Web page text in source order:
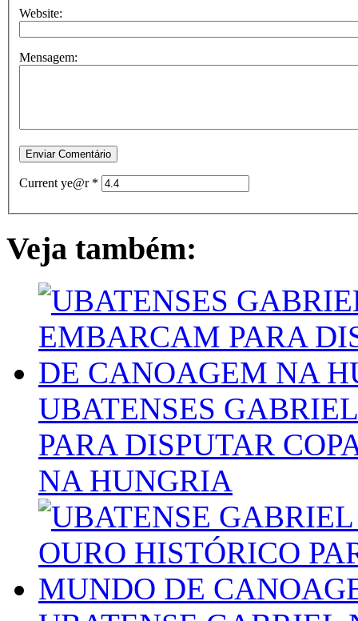
Website:
Mensagem:
Current ye@r *
Veja também:
UBATENSES
PARA DISPUTAR
NA HUNGRIA